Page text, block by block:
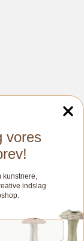
vores
kunstnere,
indslag